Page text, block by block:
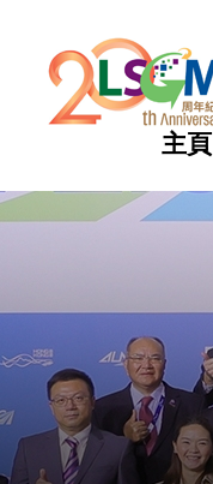
主頁
熱門
熱門
熱門
熱門
熱門